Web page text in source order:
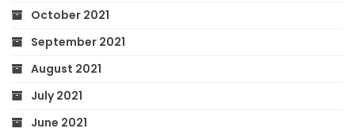
October 2021
September 2021
August 2021
July 2021
June 2021